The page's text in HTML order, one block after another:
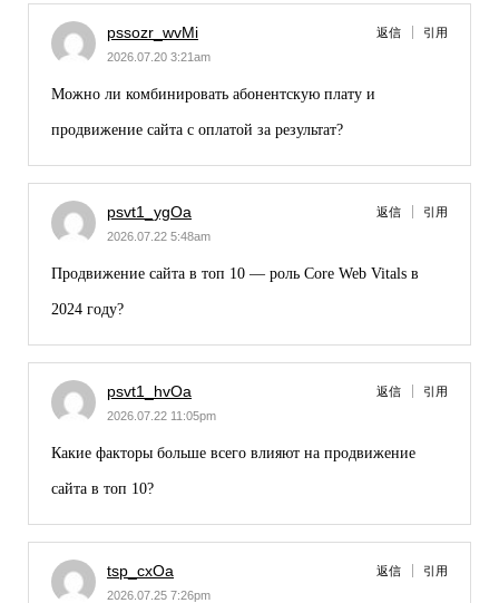
pssozr_wvMi
2026.07.20 3:21am
返信 引用
Можно ли комбинировать абонентскую плату и
продвижение сайта с оплатой за результат?
psvt1_ygOa
2026.07.22 5:48am
返信 引用
Продвижение сайта в топ 10 — роль Core Web Vitals в
2024 году?
psvt1_hvOa
2026.07.22 11:05pm
返信 引用
Какие факторы больше всего влияют на продвижение
сайта в топ 10?
tsp_cxOa
2026.07.25 7:26pm
返信 引用